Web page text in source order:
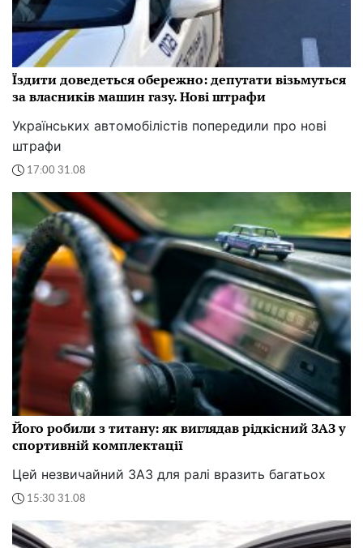
Їздити доведеться обережно: депутати візьмуться
за власників машин газу. Нові штрафи
Українських автомобілістів попередили про нові
штрафи
17:00 31.08
Його робили з титану: як виглядав рідкісний ЗАЗ у
спортивній комплектації
Цей незвичайний ЗАЗ для ралі вразить багатьох
15:30 31.08